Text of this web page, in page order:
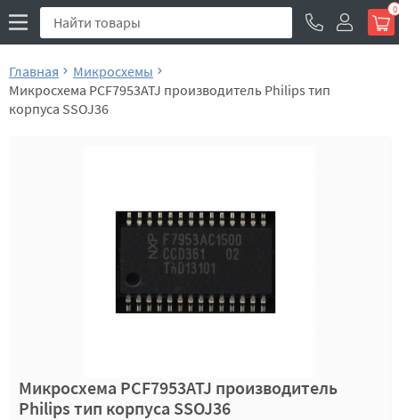
0
Главная
Микросхемы
Микросхема PCF7953ATJ производитель Philips тип
корпуса SSOJ36
Микросхема PCF7953ATJ производитель
Philips тип корпуса SSOJ36